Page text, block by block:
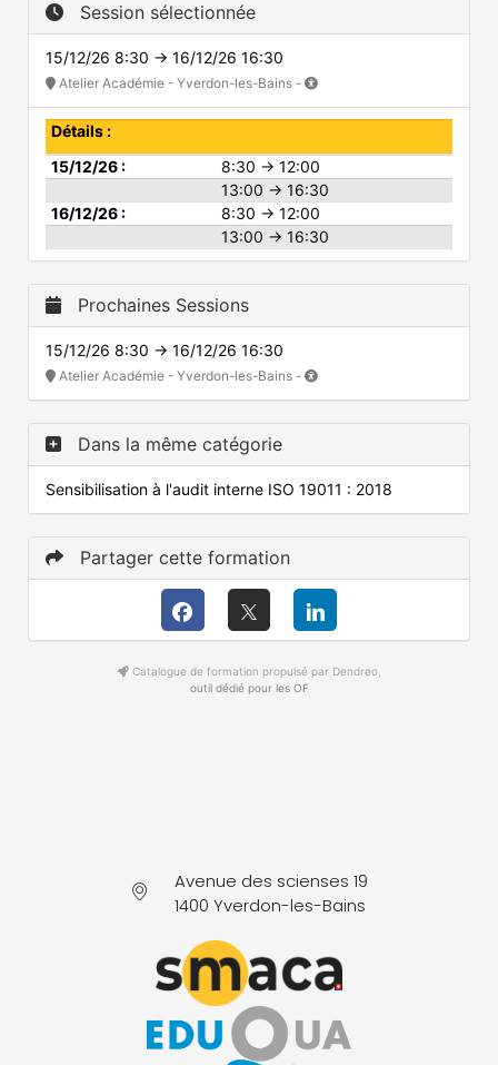
Session sélectionnée
15/12/26 8:30 → 16/12/26 16:30
Atelier Académie - Yverdon-les-Bains -
Détails :
15/12/26 :
8:30 → 12:00
13:00 → 16:30
16/12/26 :
8:30 → 12:00
13:00 → 16:30
Prochaines Sessions
15/12/26 8:30 → 16/12/26 16:30
Atelier Académie - Yverdon-les-Bains -
Dans la même catégorie
Sensibilisation à l'audit interne ISO 19011 : 2018
Partager cette formation
Catalogue de formation propulsé par Dendreo,
outil dédié pour les OF
Avenue des scienses 19
1400 Yverdon-les-Bains